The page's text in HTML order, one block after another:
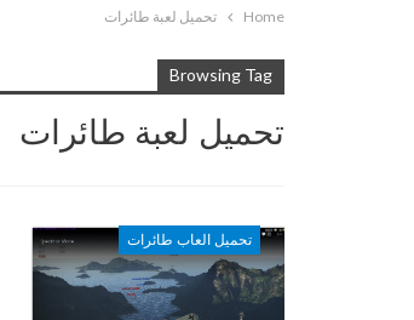
Home تحميل لعبة طائرات
Browsing Tag
تحميل لعبة طائرات
تحميل العاب طائرات